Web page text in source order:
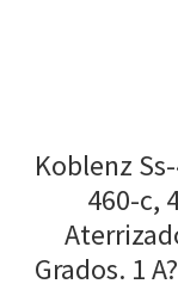
Koblenz
460-c,
Grados. 1